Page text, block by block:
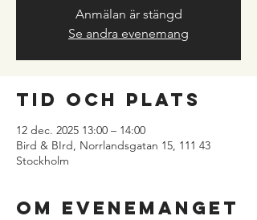
Anmälan är stängd
Se andra evenemang
Tid och plats
12 dec. 2025 13:00 – 14:00
Bird & BIrd, Norrlandsgatan 15, 111 43
Stockholm
Om evenemanget